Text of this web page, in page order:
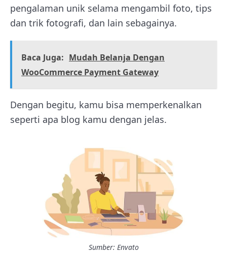
pengalaman unik selama mengambil foto, tips
dan trik fotografi, dan lain sebagainya.
Baca Juga: Mudah Belanja Dengan
WooCommerce Payment Gateway
Dengan begitu, kamu bisa memperkenalkan
seperti apa blog kamu dengan jelas.
Sumber: Envato